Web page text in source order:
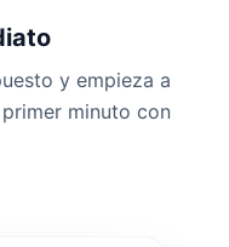
y empieza a
minuto con